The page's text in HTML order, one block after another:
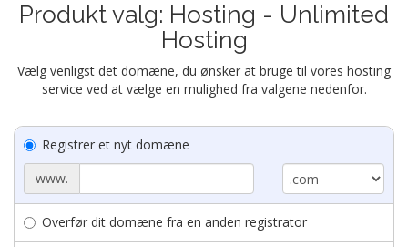
Produkt valg: Hosting - Unlimited
Hosting
Vælg venligst det domæne, du ønsker at bruge til vores hosting
service ved at vælge en mulighed fra valgene nedenfor.
Registrer et nyt domæne
www.
Overfør dit domæne fra en anden registrator